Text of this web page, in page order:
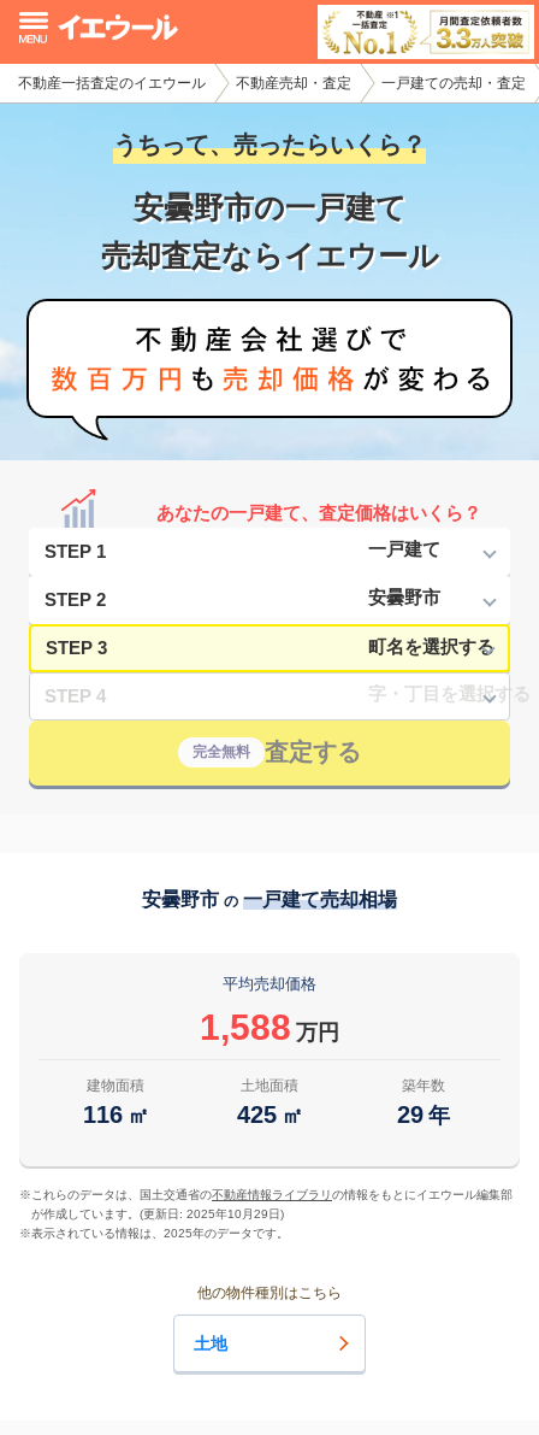
不動産一括査定のイエウール 不動産売却・査定 一戸建ての売却・査定
うちって、売ったらいくら？
安曇野市の一戸建て
売却査定ならイエウール
あなたの一戸建て、査定価格はいくら？
STEP 1
STEP 2
STEP 3
STEP 4
完全無料 査定する
安曇野市 の 一戸建て売却相場
平均売却価格
1,588 万円
建物面積
116 ㎡
土地面積
425 ㎡
築年数
29 年
※ これらのデータは、国土交通省の不動産情報ライブラリの情報をもとにイエウール編集部
が作成しています。(更新日: 2025年10月29日)
※表示されている情報は、2025年のデータです。
他の物件種別はこちら
土地
イエウール加盟希望の不動産会社様
初めての方へ
不動産売却の流れ
不動産の売却・一括査定
家査定シミュレーター
お問い合わせ